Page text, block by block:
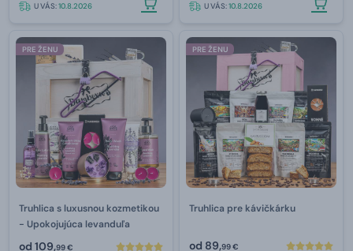
U VÁS:10.8.2026 U VÁS:10.8.2026
PRE ŽENU
Truhlica s luxusnou kozmetikou
- Upokojujúca levanduľa
od 109,99 €
PRE ŽENU
Truhlica pre kávičkárku
od 89,99 €